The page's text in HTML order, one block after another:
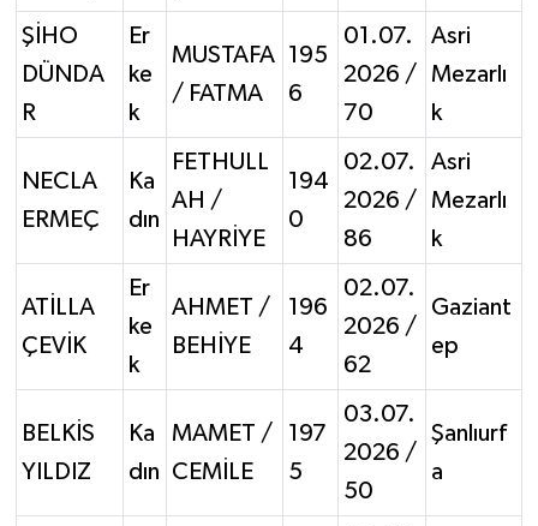
ŞİHO
DÜNDA
R
Er
ke
k
MUSTAFA
/ FATMA
195
6
01.07.
2026 /
70
Asri
Mezarlı
k
NECLA
ERMEÇ
Ka
dın
FETHULL
AH /
HAYRİYE
194
0
02.07.
2026 /
86
Asri
Mezarlı
k
ATİLLA
ÇEVİK
Er
ke
k
AHMET /
BEHİYE
196
4
02.07.
2026 /
62
Gaziant
ep
BELKİS
YILDIZ
Ka
dın
MAMET /
CEMİLE
197
5
03.07.
2026 /
50
Şanlıurf
a